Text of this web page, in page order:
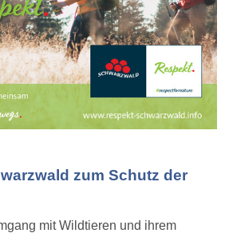
zum Schutz der
mit Wildtieren und ihrem